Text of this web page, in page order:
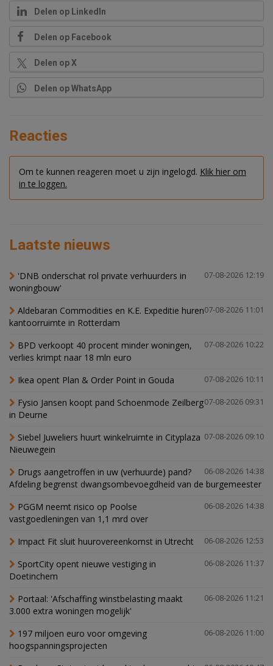
Delen op LinkedIn
Delen op Facebook
Delen op X
Delen op WhatsApp
Reacties
Om te kunnen reageren moet u zijn ingelogd. Klik hier om
in te loggen.
Laatste nieuws
07-08-2026 12:19
'DNB onderschat rol private verhuurders in
woningbouw'
07-08-2026 11:01
Aldebaran Commodities en K.E. Expeditie huren
kantoorruimte in Rotterdam
07-08-2026 10:22
BPD verkoopt 40 procent minder woningen,
verlies krimpt naar 18 mln euro
07-08-2026 10:11
Ikea opent Plan & Order Point in Gouda
07-08-2026 09:31
Fysio Jansen koopt pand Schoenmode Zeilberg
in Deurne
07-08-2026 09:10
Siebel Juweliers huurt winkelruimte in Cityplaza
Nieuwegein
06-08-2026 14:38
Drugs aangetroffen in uw (verhuurde) pand?
Afdeling begrenst dwangsombevoegdheid van de burgemeester
06-08-2026 14:38
PGGM neemt risico op Poolse
vastgoedleningen van 1,1 mrd over
06-08-2026 12:53
Impact Fit sluit huurovereenkomst in Utrecht
06-08-2026 11:37
SportCity opent nieuwe vestiging in
Doetinchem
06-08-2026 11:21
Portaal: 'Afschaffing winstbelasting maakt
3.000 extra woningen mogelijk'
06-08-2026 11:00
197 miljoen euro voor omgeving
hoogspanningsprojecten